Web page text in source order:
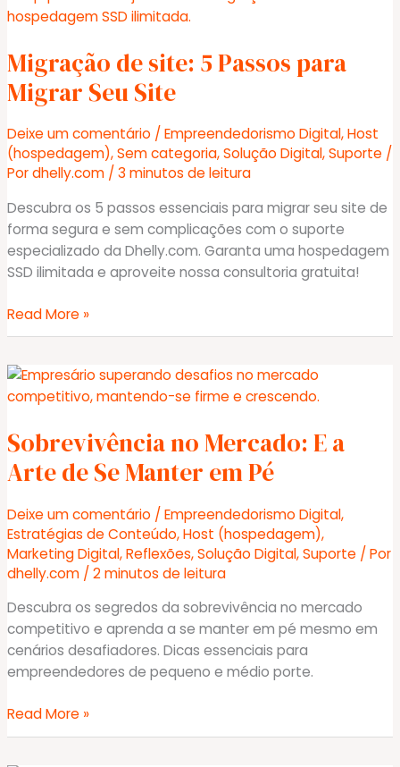
Como
e
Otimizar
a
Produção
de
Textos
Migração de site: 5 Passos para
Migrar Seu Site
Deixe um comentário /Empreendedorismo Digital,Host
(hospedagem),Sem categoria,Solução Digital,Suporte /
Pordhelly.com /3 minutos de leitura
Descubra os 5 passos essenciais para migrar seu site de
forma segura e sem complicações com o suporte
especializado da Dhelly.com. Garanta uma hospedagem
SSD ilimitada e aproveite nossa consultoria gratuita!
Migração
de
5
Passos
Migrar
Seu
Site
Read More »
Sobrevivência no Mercado: E a
Arte de Se Manter em Pé
Deixe um comentário /Empreendedorismo Digital,
Estratégias de Conteúdo,Host (hospedagem),
Marketing Digital,Reflexões,Solução Digital,Suporte / Por
dhelly.com /2 minutos de leitura
Descubra os segredos da sobrevivência no mercado
competitivo e aprenda a se manter em pé mesmo em
cenários desafiadores. Dicas essenciais para
empreendedores de pequeno e médio porte.
Sobrevivência
no
Read More »